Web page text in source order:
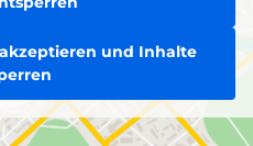
und Inhalte